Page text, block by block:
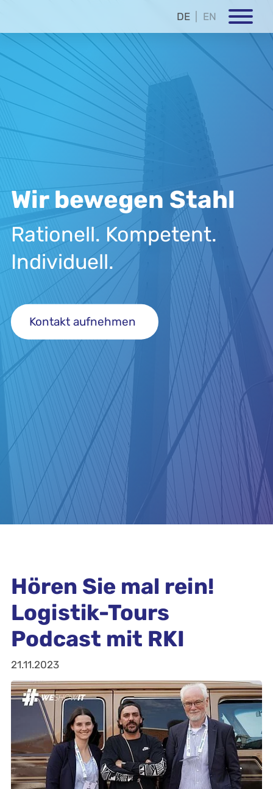
DE EN
Wir bewegen Stahl
Rationell. Kompetent.
Individuell.
Kontakt aufnehmen
Hören Sie mal rein!
Logistik-Tours
Podcast mit RKI
21.11.2023